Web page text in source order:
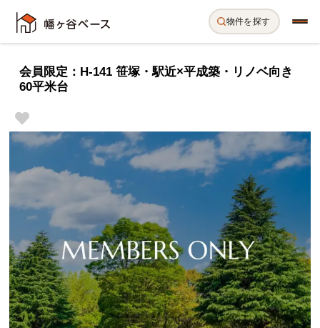
物件を探す
会員限定：H-141 笹塚・駅近×平成築・リノベ向き
60平米台